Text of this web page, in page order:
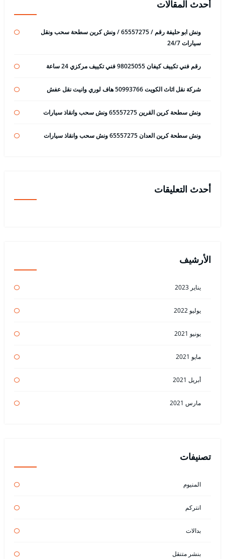
أحدث المقالات
ونش ابو حليفة رقم / 65557275 / ونش كرين سطحة سحب ونقل
سيارات 24/7
رقم فني تكييف كيفان 98025055 فني تكييف مركزي 24 ساعة
شركة نقل اثاث الكويت 50993766 هاف لوري وانيت نقل عفش
ونش سطحة كرين القرين 65557275 ونش سحب وانقاذ سيارات
ونش سطحة كرين العدان 65557275 ونش سحب وانقاذ سيارات
أحدث التعليقات
الأرشيف
يناير 2023
يوليو 2022
يونيو 2021
مايو 2021
أبريل 2021
مارس 2021
تصنيفات
المنيوم
انتركم
بدالات
بنشر متنقل